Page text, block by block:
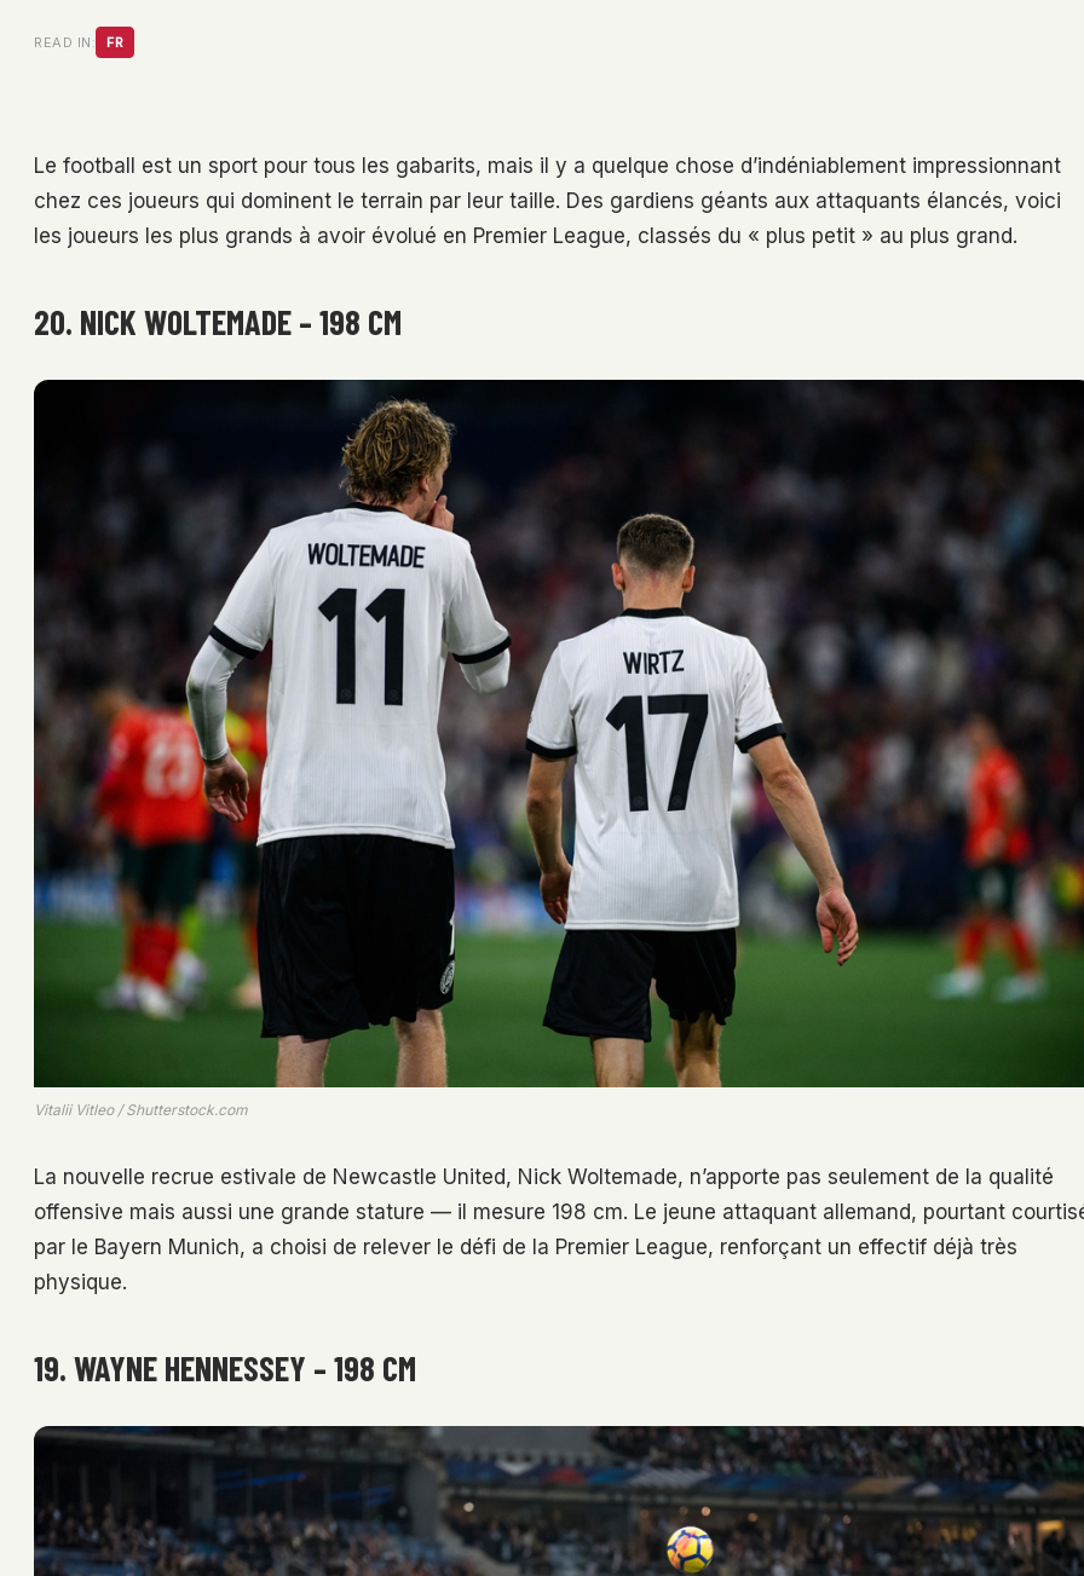
READ IN: FR
Le football est un sport pour tous les gabarits, mais il y a quelque chose d’indéniablement impressionnant
chez ces joueurs qui dominent le terrain par leur taille. Des gardiens géants aux attaquants élancés, voici
les joueurs les plus grands à avoir évolué en Premier League, classés du « plus petit » au plus grand.
20. NICK WOLTEMADE – 198 CM
Vitalii Vitleo / Shutterstock.com
La nouvelle recrue estivale de Newcastle United, Nick Woltemade, n’apporte pas seulement de la qualité
offensive mais aussi une grande stature — il mesure 198 cm. Le jeune attaquant allemand, pourtant
par le Bayern Munich, a choisi de relever le défi de la Premier League, renforçant un effectif déjà très
physique.
19. WAYNE HENNESSEY – 198 CM